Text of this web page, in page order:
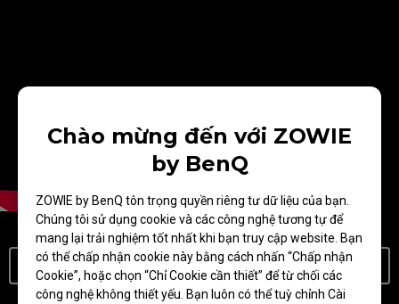
Chào mừng đến với ZOWIE
by BenQ
ZOWIE by BenQ tôn trọng quyền riêng tư dữ liệu của bạn.
Chúng tôi sử dụng cookie và các công nghệ tương tự để
mang lại trải nghiệm tốt nhất khi bạn truy cập website. Bạn
có thể chấp nhận cookie này bằng cách nhấn “Chấp nhận
Cookie”, hoặc chọn “Chỉ Cookie cần thiết” để từ chối các
công nghệ không thiết yếu. Bạn luôn có thể tuỳ chỉnh Cài
Tìm Hiểu Thêm Về DyAc/DyAc⁺/DyAc 2